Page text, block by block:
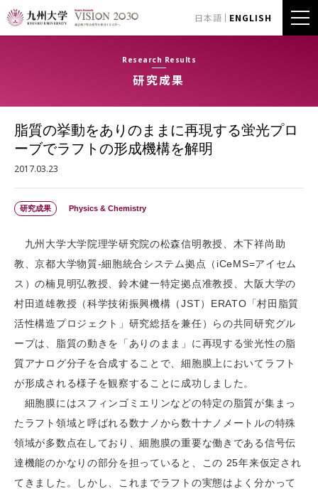
日本語 ENGLISH
Research Results
研究成果
脂質の挙動をありのままに再現する蛍光プロ
ーブでラフトの形成機構を解明
2017.03.23
研究成果 Physics & Chemistry
九州大学大学院理学研究院の松森信明教授、木下祥尚助
教、京都大学物質-細胞統合システム拠点（iCeMS=アイセム
ス）の楠見明弘教授、鈴木健一特定拠点准教授、大阪大学の
村田道雄教授（科学技術振興機構（JST）ERATO「村田脂質
活性構造プロジェクト」研究総括を兼任）らの共同研究グル
ープは、脂質の動きを「ありのまま」に再現する蛍光性の脂
質アナログ分子を合成することで、細胞膜上においてラフト
が形成される様子を観察することに成功しました。
細胞膜にはスフィンゴミエリンなどの特定の脂質が集まっ
たラフト領域と呼ばれる数ナノから数十ナノメートルの特殊
領域が多数点在しており、細胞膜の重要な働きである信号伝
達機能のかなりの部分を担っていると、この 25年来仮定され
てきました。しかし、これまでラフトの実態はよく分かって